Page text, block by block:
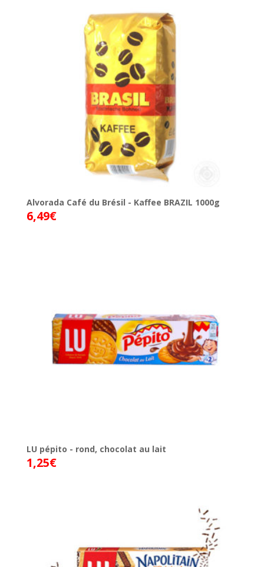
Alvorada Café du Brésil - Kaffee BRAZIL 1000g
6,49€
LU pépito - rond, chocolat au lait
1,25€